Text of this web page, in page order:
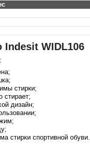
WIDL106
:
стирки;
стирает;
дизайн;
стирки спортивной обуви.